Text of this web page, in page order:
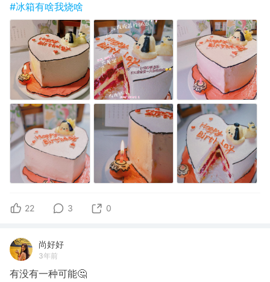
#冰箱有啥我烧啥
22 3 0
尚好好
3年前
有没有一种可能🤔